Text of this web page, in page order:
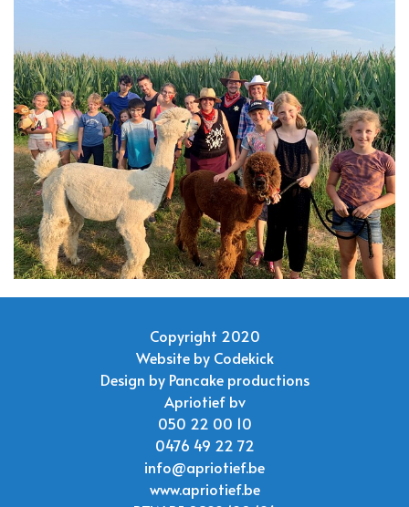
Copyright 2020
Website by Codekick
Design by Pancake productions
Apriotief bv
050 22 00 10
0476 49 22 72
info@apriotief.be
www.apriotief.be